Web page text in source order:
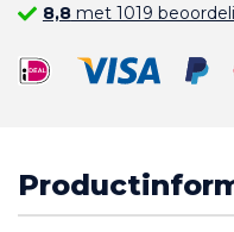
8,8met 1019